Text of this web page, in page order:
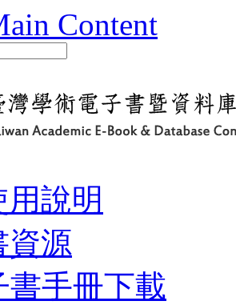
Content
說明
資源
書手冊下載